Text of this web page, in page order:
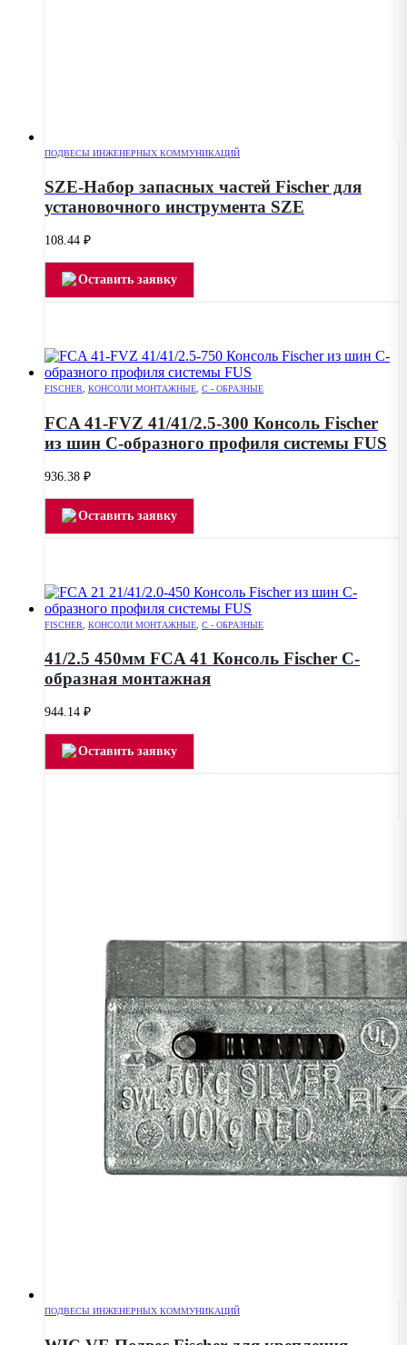
ПОДВЕСЫ ИНЖЕНЕРНЫХ КОММУНИКАЦИЙ
SZE-Набор запасных частей Fischer для
установочного инструмента SZE
108.44 ₽
Оставить заявку
FISCHER КОНСОЛИ МОНТАЖНЫЕ С - ОБРАЗНЫЕ
FCA 41-FVZ 41/41/2.5-300 Консоль Fischer
из шин С-образного профиля системы FUS
936.38 ₽
Оставить заявку
FISCHER КОНСОЛИ МОНТАЖНЫЕ С - ОБРАЗНЫЕ
41/2.5 450мм FCA 41 Консоль Fischer C-
образная монтажная
944.14 ₽
Оставить заявку
ПОДВЕСЫ ИНЖЕНЕРНЫХ КОММУНИКАЦИЙ